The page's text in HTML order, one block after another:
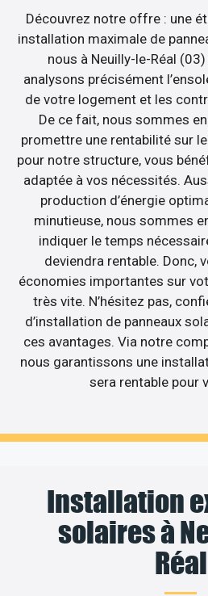
Découvrez notre offre : une
installation maximale de
nous à Neuilly-le-Réal
analysons précisément
de votre logement et les
De ce fait, nous sommes
promettre une rentabilité sur
pour notre structure, vous
adaptée à vos nécessités.
production d’énergie
minutieuse, nous sommes
indiquer le temps
deviendra rentable. Donc,
économies importantes sur
très vite. N’hésitez pas,
d’installation de panneaux
ces avantages. Via notre
nous garantissons une
sera rentable pour
Installation
solaires à
Réal